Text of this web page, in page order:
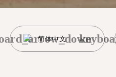
简体中文